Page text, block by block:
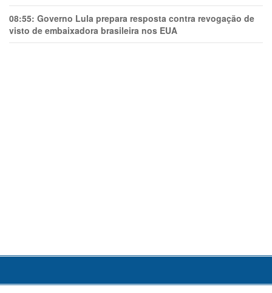
08:55: Governo Lula prepara resposta contra revogação de
visto de embaixadora brasileira nos EUA